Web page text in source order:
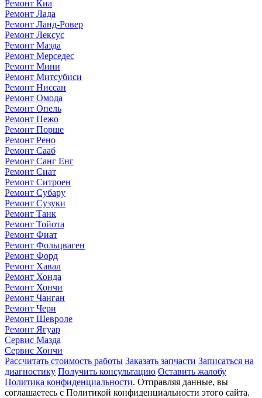
Ремонт Киа
Ремонт Лада
Ремонт Ланд-Ровер
Ремонт Лексус
Ремонт Мазда
Ремонт Мерседес
Ремонт Мини
Ремонт Митсубиси
Ремонт Ниссан
Ремонт Омода
Ремонт Опель
Ремонт Пежо
Ремонт Порше
Ремонт Рено
Ремонт Сааб
Ремонт Санг Енг
Ремонт Сиат
Ремонт Ситроен
Ремонт Субару
Ремонт Сузуки
Ремонт Танк
Ремонт Тойота
Ремонт Фиат
Ремонт Фольцваген
Ремонт Форд
Ремонт Хавал
Ремонт Хонда
Ремонт Хончи
Ремонт Чанган
Ремонт Чери
Ремонт Шевроле
Ремонт Ягуар
Сервис Мазда
Сервис Хончи
Рассчитать стоимость работы Заказать запчасти Записаться на
диагностику Получить консультацию Оставить жалобу
Политика конфиденциальности. Отправляя данные, вы
соглашаетесь с Политикой конфиденциальности этого сайта.